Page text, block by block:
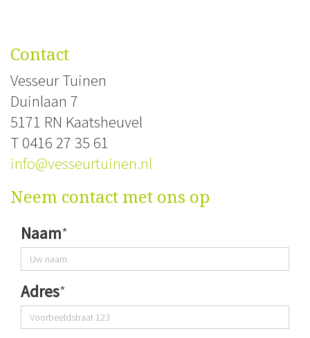
Contact
Vesseur Tuinen
Duinlaan 7
5171 RN Kaatsheuvel
T 0416 27 35 61
info@vesseurtuinen.nl
Neem contact met ons op
Naam*
Adres*